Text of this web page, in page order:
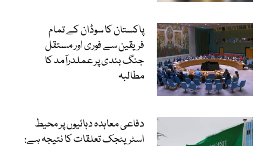
پاکستان کا سوڈان کے تمام
فریقین سے فوری اور مستقل
جنگ بندی پر عملدرآمد کا
مطالبہ
دفاعی معاہدہ دہائیوں پر محیط
اسٹریٹجک تعلقات کا نتیجہ ہے: